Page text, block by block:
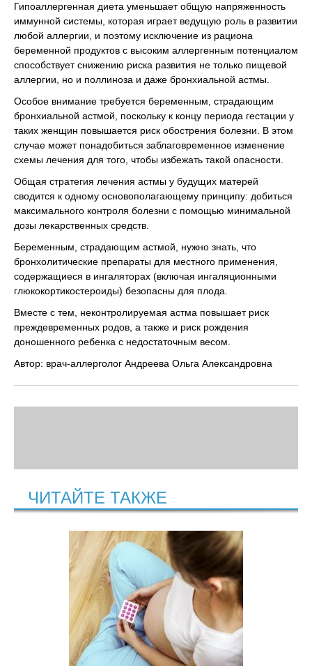
Гипоаллергенная диета уменьшает общую напряженность
иммунной системы, которая играет ведущую роль в развитии
любой аллергии, и поэтому исключение из рациона
беременной продуктов с высоким аллергенным потенциалом
способствует снижению риска развития не только пищевой
аллергии, но и поллиноза и даже бронхиальной астмы.
Особое внимание требуется беременным, страдающим
бронхиальной астмой, поскольку к концу периода гестации у
таких женщин повышается риск обострения болезни. В этом
случае может понадобиться заблаговременное изменение
схемы лечения для того, чтобы избежать такой опасности.
Общая стратегия лечения астмы у будущих матерей
сводится к одному основополагающему принципу: добиться
максимального контроля болезни с помощью минимальной
дозы лекарственных средств.
Беременным, страдающим астмой, нужно знать, что
бронхолитические препараты для местного применения,
содержащиеся в ингаляторах (включая ингаляционными
глюкокортикостероиды) безопасны для плода.
Вместе с тем, неконтролируемая астма повышает риск
преждевременных родов, а также и риск рождения
доношенного ребенка с недостаточным весом.
Автор: врач-аллерголог Андреева Ольга Александровна
ЧИТАЙТЕ ТАКЖЕ